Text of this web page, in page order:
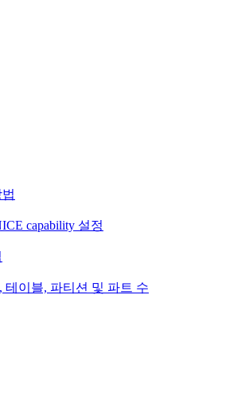
capability 설정
테이블, 파티션 및 파트 수